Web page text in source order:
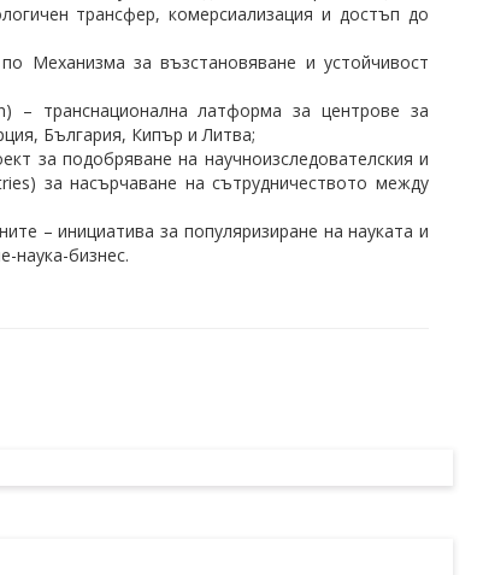
трансфер, комерсиализация и достъп до
Механизма за възстановяване и устойчивост
– транснационална латформа за центрове за
България, Кипър и Литва;
за подобряване на научноизследователския и
за насърчаване на сътрудничеството между
– инициатива за популяризиране на науката и
наука-бизнес.